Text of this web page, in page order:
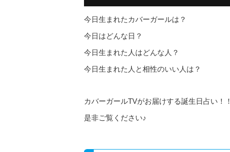
今日生まれたカバーガールは？
今日はどんな日？
今日生まれた人はどんな人？
今日生まれた人と相性のいい人は？
カバーガールTVがお届けする誕生日占い！！
是非ご覧ください♪